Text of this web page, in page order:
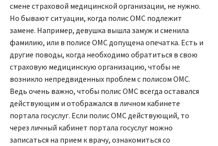
смене страховой медицинской организации, не нужно.
Но бывают ситуации, когда полис ОМС подлежит
замене. Например, девушка вышла замуж и сменила
фамилию, или в полисе ОМС допущена опечатка. Есть и
другие поводы, когда необходимо обратиться в свою
страховую медицинскую организацию, чтобы не
возникло непредвиденных проблем с полисом ОМС.
Ведь очень важно, чтобы полис ОМС всегда оставался
действующим и отображался в личном кабинете
портала госуслуг. Если полис ОМС действующий, то
через личный кабинет портала госуслуг можно
записаться на прием к врачу, ознакомиться со